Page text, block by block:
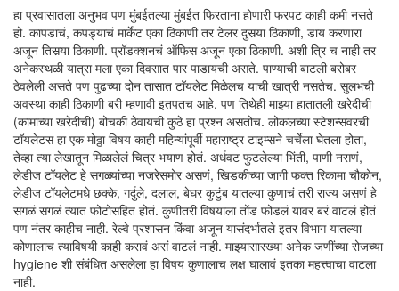
हा प्रवासातला अनुभव पण मुंबईतल्या मुंबईत फिरताना होणारी फरपट काही कमी नसते
हो. कापडाचं, कपड्याचं मार्केट एका ठिकाणी तर टेलर दुसर्‍या ठिकाणी, डाय करणारा
अजून तिसर्‍या ठिकाणी. प्रॉडक्शनचं ऑफिस अजून एका ठिकाणी. अशी त्रि च नाही तर
अनेकस्थळी यात्रा मला एका दिवसात पार पाडायची असते. पाण्याची बाटली बरोबर
ठेवलेली असते पण पुढच्या दोन तासात टॉयलेट मिळेलच याची खात्री नसतेच. सुलभची
अवस्था काही ठिकाणी बरी म्हणावी इतपतच आहे. पण तिथेही माझ्या हातातली खरेदीची
(कामाच्या खरेदीची) बोचकी ठेवायची कुठे हा प्रश्न असतोच. लोकलच्या स्टेशन्सवरची
टॉयलेटस हा एक मोठ्ठा विषय काही महिन्यांपूर्वी महाराष्ट्र टाइम्सने चर्चेला घेतला होता,
तेव्हा त्या लेखातून मिळालेलं चित्र भयाण होतं. अर्धवट फुटलेल्या भिंती, पाणी नसणं,
लेडीज टॉयलेट हे सगळ्यांच्या नजरेसमोर असणं, खिडकीच्या जागी फक्त रिकामा चौकोन,
लेडीज टॉयलेटमधे छक्के, गर्दुले, दलाल, बेघर कुटुंब यातल्या कुणाचं तरी राज्य असणं हे
सगळं सगळं त्यात फोटोसहित होतं. कुणीतरी विषयाला तोंड फोडलं यावर बरं वाटलं होतं
पण नंतर काहीच नाही. रेल्वे प्रशासन किंवा अजून यासंदर्भातले इतर विभाग यातल्या
कोणालाच त्याविषयी काही करावं असं वाटलं नाही. माझ्यासारख्या अनेक जणींच्या रोजच्या
hygiene शी संबंधित असलेला हा विषय कुणालाच लक्ष घालावं इतका महत्त्वाचा वाटला
नाही.